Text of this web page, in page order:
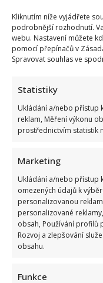
Kliknutím níže vyjádřete
podrobnější rozhodnutí.
webu. Nastavení můžete
pomocí přepínačů v
Spravovat souhlas ve
Statistiky
Ukládání a/nebo přístup
reklam, Měření výkonu
prostřednictvím statistik
Marketing
Ukládání a/nebo přístup
omezených údajů k
personalizovanou
personalizované
obsah, Používání profilů
Rozvoj a zlepšování
obsahu.
Funkce
Stačila jedna fotka z
Test znalostí staré
odhalí, kdo by se